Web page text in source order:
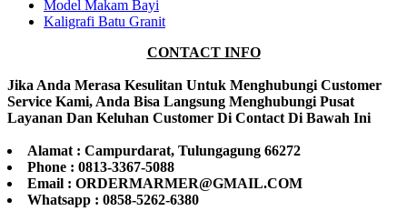
Model Makam Bayi
Kaligrafi Batu Granit
CONTACT INFO
Jika Anda Merasa Kesulitan Untuk Menghubungi Customer
Service Kami, Anda Bisa Langsung Menghubungi Pusat
Layanan Dan Keluhan Customer Di Contact Di Bawah Ini
Alamat : Campurdarat, Tulungagung 66272
Phone : 0813-3367-5088
Email : ORDERMARMER@GMAIL.COM
Whatsapp : 0858-5262-6380